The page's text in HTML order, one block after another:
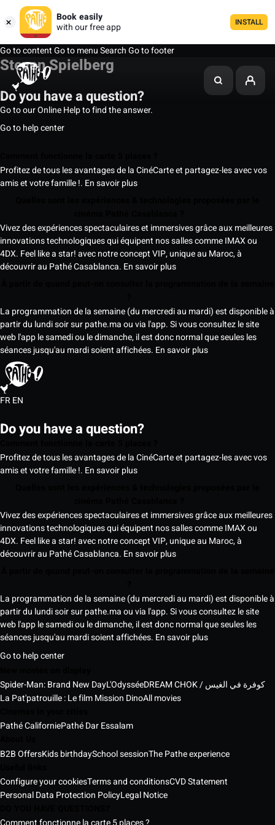
Book easily
with our free app
INSTALL
Go to contentGo to menuSearchGo to footer
Steven Spielberg
Do you have a question?
Go to our Online Help to find the answer.
Go to help center
Profitez de tous les avantages de la CinéCarte et partagez-les avec vos
amis et votre famille !. En savoir plus
Vivez des expériences spectaculaires et immersives grâce aux meilleures
innovations technologiques qui équipent nos salles comme IMAX ou
4DX. Feel like a star! avec notre concept VIP, unique au Maroc, à
découvrir au Pathé Casablanca. En savoir plus
La programmation de la semaine (du mercredi au mardi) est disponible à
partir du lundi soir sur pathe.ma ou via l'app. Si vous consultez le site
web l'app le samedi ou le dimanche, il est donc normal que seules les
séances jusqu'au mardi soient affichées. En savoir plus
FREN
Do you have a question?
Profitez de tous les avantages de la CinéCarte et partagez-les avec vos
amis et votre famille !. En savoir plus
Vivez des expériences spectaculaires et immersives grâce aux meilleures
innovations technologiques qui équipent nos salles comme IMAX ou
4DX. Feel like a star! avec notre concept VIP, unique au Maroc, à
découvrir au Pathé Casablanca. En savoir plus
La programmation de la semaine (du mercredi au mardi) est disponible à
partir du lundi soir sur pathe.ma ou via l'app. Si vous consultez le site
web l'app le samedi ou le dimanche, il est donc normal que seules les
séances jusqu'au mardi soient affichées. En savoir plus
Go to help center
Spider-Man: Brand New DayL'Odyssée
DREAM CHOK / كوفرة في الغيس
La Pat'patrouille : Le film Mission DinoAll movies
Pathé CaliforniePathé Dar Essalam
B2B OffersKids birthdaySchool sessionThe Pathe experience
Configure your cookiesTerms and conditionsCVD Statement
Personal Data Protection PolicyLegal Notice